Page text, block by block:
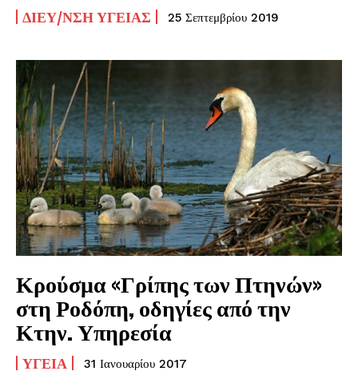
ΔΙΕΥ/ΝΣΗ ΥΓΕΊΑΣ 25 Σεπτεμβρίου 2019
Κρούσμα «Γρίπης των Πτηνών»
στη Ροδόπη, οδηγίες από την
Κτην. Υπηρεσία
ΥΓΕΊΑ 31 Ιανουαρίου 2017